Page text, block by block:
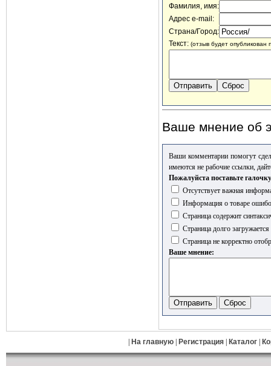
Фамилия, имя:
Адрес e-mail:
Страна/Город:
Текст: (отзыв будет опубликован
Ваше мнение об
Ваши комментарии помогут
имеются не рабочие ссылки,
Пожалуйста поставьте
Отсутствует важная
Информация о товаре
Страница содержит
Страница долго загружается
Страница не корректно
Ваше мнение:
На главную| Регистрация| Каталог|